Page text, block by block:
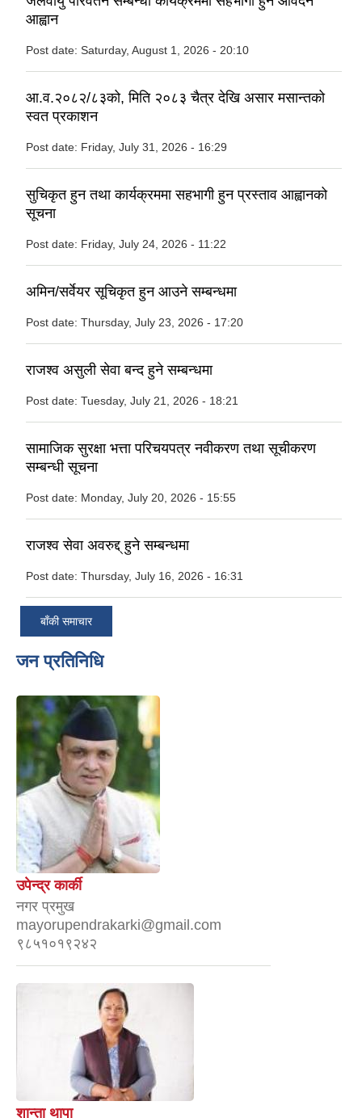
आह्वान
Post date: Saturday, August 1, 2026 - 20:10
आ.व.२०८२/८३को, मिति २०८३ चैत्र देखि असार मसान्तको
स्वत प्रकाशन
Post date: Friday, July 31, 2026 - 16:29
सुचिकृत हुन तथा कार्यक्रममा सहभागी हुन प्रस्ताव आह्वानको
सूचना
Post date: Friday, July 24, 2026 - 11:22
अमिन/सर्वेयर सूचिकृत हुन आउने सम्बन्धमा
Post date: Thursday, July 23, 2026 - 17:20
राजश्व असुली सेवा बन्द हुने सम्बन्धमा
Post date: Tuesday, July 21, 2026 - 18:21
सामाजिक सुरक्षा भत्ता परिचयपत्र नवीकरण तथा सूचीकरण
सम्बन्धी सूचना
Post date: Monday, July 20, 2026 - 15:55
राजश्व सेवा अवरुद्द् हुने सम्बन्धमा
Post date: Thursday, July 16, 2026 - 16:31
बाँकी समाचार
जन प्रतिनिधि
उपेन्द्र कार्की
नगर प्रमुख
mayorupendrakarki@gmail.com
९८५१०१९२४२
शान्ता थापा